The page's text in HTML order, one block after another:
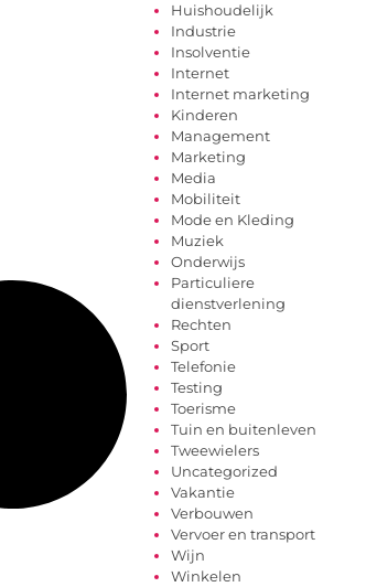
Huishoudelijk
Industrie
Insolventie
Internet
Internet marketing
Kinderen
Management
Marketing
Media
Mobiliteit
Mode en Kleding
Muziek
Onderwijs
Particuliere
dienstverlening
Rechten
Sport
Telefonie
Testing
Toerisme
Tuin en buitenleven
Tweewielers
Uncategorized
Vakantie
Verbouwen
Vervoer en transport
Wijn
Winkelen